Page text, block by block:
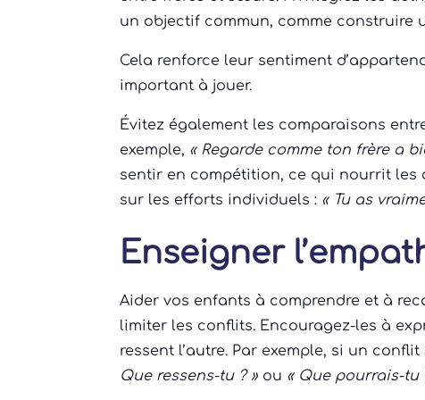
un objectif commun, comme construire
Cela renforce leur sentiment
important à jouer.
Évitez également les comparaisons
exemple, « Regarde comme ton frère a
sentir en compétition, ce qui nourrit les
sur les efforts individuels : « Tu as
Enseigner
Aider vos enfants à comprendre et à
limiter les conflits. Encouragez-les à
ressent l’autre. Par exemple, si un
Que ressens-tu ? » ou « Que pourrais-tu